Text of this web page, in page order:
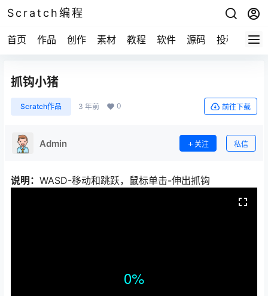
Scratch编程
首页 作品 创作 素材 教程 软件 源码 投稿 关于
抓钩小猪
Scratch作品 3 年前 0 前往下载
Admin 关注 私信
说明： WASD-移动和跳跃，鼠标单击-伸出抓钩